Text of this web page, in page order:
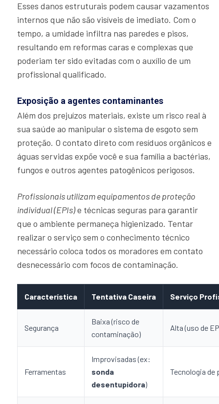
Esses danos estruturais podem causar vazamentos
internos que não são visíveis de imediato. Com o
tempo, a umidade infiltra nas paredes e pisos,
resultando em reformas caras e complexas que
poderiam ter sido evitadas com o auxílio de um
profissional qualificado.
Exposição a agentes contaminantes
Além dos prejuízos materiais, existe um risco real à
sua saúde ao manipular o sistema de esgoto sem
proteção. O contato direto com resíduos orgânicos e
águas servidas expõe você e sua família a bactérias,
fungos e outros agentes patogênicos perigosos.
Profissionais utilizam equipamentos de proteção
individual (EPIs)e técnicas seguras para garantir
que o ambiente permaneça higienizado. Tentar
realizar o serviço sem o conhecimento técnico
necessário coloca todos os moradores em contato
desnecessário com focos de contaminação.
Característica Tentativa Caseira Serviço
Segurança
Baixa (risco de
contaminação)
Alta (uso de
Ferramentas
Improvisadas (ex:
sonda
desentupidora)
Tecnologia de